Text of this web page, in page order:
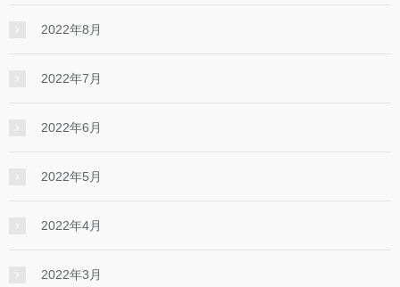
2022年8月
2022年7月
2022年6月
2022年5月
2022年4月
2022年3月